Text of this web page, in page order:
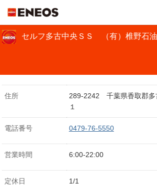
セルフ多古中央ＳＳ （有）椎野石油
住所
289-2242 千葉県香取郡多
１
電話番号 0479-76-5550
営業時間 6:00-22:00
定休日 1/1